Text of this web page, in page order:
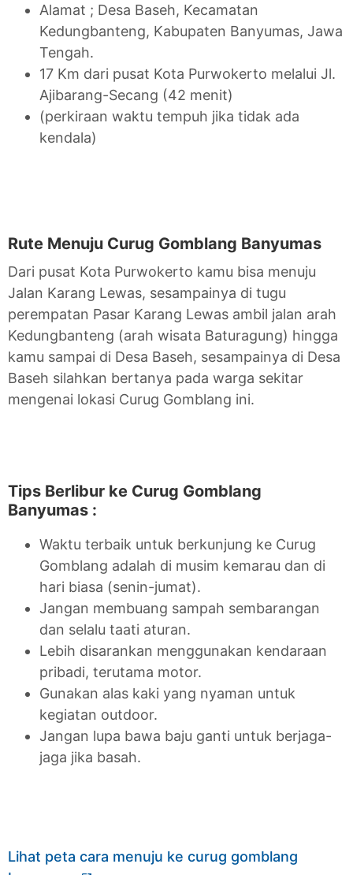
Alamat ; Desa Baseh, Kecamatan
Kedungbanteng, Kabupaten Banyumas, Jawa
Tengah.
17 Km dari pusat Kota Purwokerto melalui Jl.
Ajibarang-Secang (42 menit)
(perkiraan waktu tempuh jika tidak ada
kendala)
Rute Menuju Curug Gomblang Banyumas
Dari pusat Kota Purwokerto kamu bisa menuju
Jalan Karang Lewas, sesampainya di tugu
perempatan Pasar Karang Lewas ambil jalan arah
Kedungbanteng (arah wisata Baturagung) hingga
kamu sampai di Desa Baseh, sesampainya di Desa
Baseh silahkan bertanya pada warga sekitar
mengenai lokasi Curug Gomblang ini.
Tips Berlibur ke Curug Gomblang
Banyumas :
Waktu terbaik untuk berkunjung ke Curug
Gomblang adalah di musim kemarau dan di
hari biasa (senin-jumat).
Jangan membuang sampah sembarangan
dan selalu taati aturan.
Lebih disarankan menggunakan kendaraan
pribadi, terutama motor.
Gunakan alas kaki yang nyaman untuk
kegiatan outdoor.
Jangan lupa bawa baju ganti untuk berjaga-
jaga jika basah.
Lihat peta cara menuju ke curug gomblang